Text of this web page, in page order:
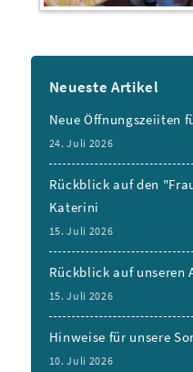
Neueste Artikel
Neue Öffnungszeiiten
24. Juli 2026
Rückblick auf den
Katerini
15. Juli 2026
Rückblick auf unseren
15. Juli 2026
Hinweise für unsere
10. Juli 2026